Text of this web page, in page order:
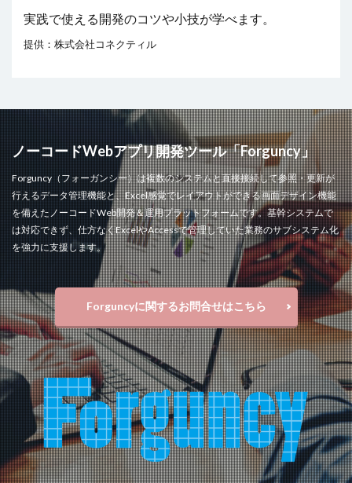
実践で使える開発のコツや小技が学べます。
提供：株式会社コネクティル
ノーコードWebアプリ開発ツール「Forguncy」
Forguncy（フォーガンシー）は複数のシステムと直接接続して参照・更新が
行えるデータ管理機能と、Excel感覚でレイアウトができる画面デザイン機能
を備えたノーコードWeb開発＆運用プラットフォームです。基幹システムで
は対応できず、仕方なくExcelやAccessで管理していた業務のサブシステム化
を強力に支援します。
Forguncyに関するお問合せはこちら